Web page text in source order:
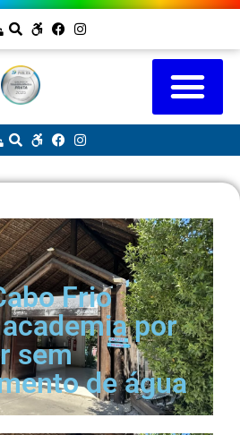
Frio
por
sem
de água